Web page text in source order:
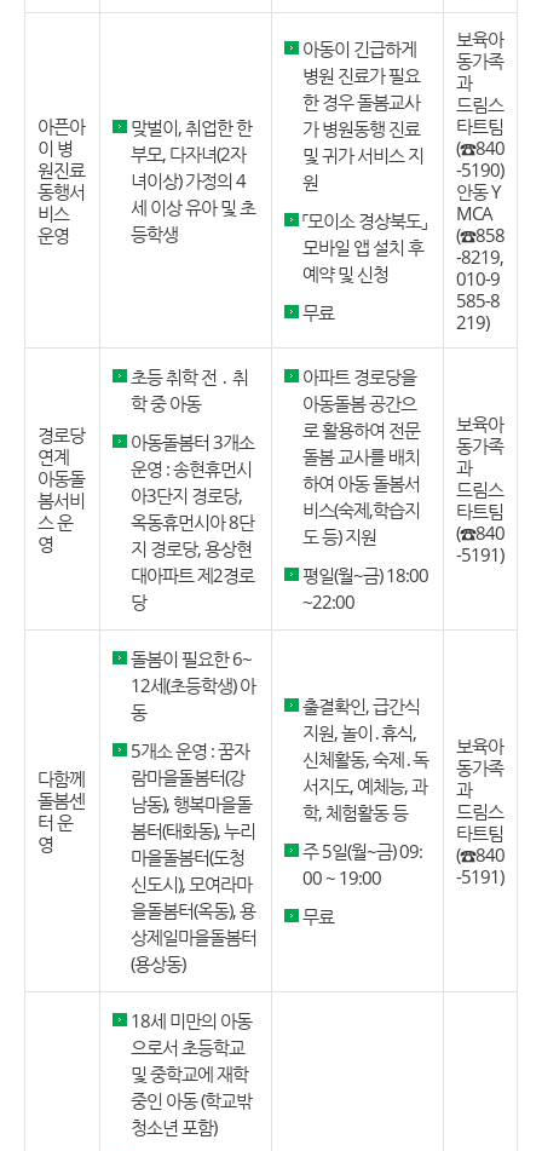
아픈아
이 병
원진료
동행서
비스
운영
맞벌이, 취업한 한
부모, 다자녀(2자
녀이상) 가정의 4
세 이상 유아 및 초
등학생
아동이 긴급하게
병원 진료가 필요
한 경우 돌봄교사
가 병원동행 진료
및 귀가 서비스 지
원
「모이소 경상북도」
모바일 앱 설치 후
예약 및 신청
무료
보육아
동가족
과
드림스
타트팀
(☎840
-5190)
안동 Y
MCA
(☎858
-8219,
010-9
585-8
219)
경로당
연계
아동돌
봄서비
스 운
영
초등 취학 전 ․ 취
학 중 아동
아동돌봄터 3개소
운영 : 송현휴먼시
아3단지 경로당,
옥동휴먼시아 8단
지 경로당, 용상현
대아파트 제2경로
당
아파트 경로당을
아동돌봄 공간으
로 활용하여 전문
돌봄 교사를 배치
하여 아동 돌봄서
비스(숙제,학습지
도 등) 지원
평일(월~금) 18:00
~22:00
보육아
동가족
과
드림스
타트팀
(☎840
-5191)
다함께
돌봄센
터 운
영
돌봄이 필요한 6~
12세(초등학생) 아
동
5개소 운영 : 꿈자
람마을돌봄터(강
남동), 행복마을돌
봄터(태화동), 누리
마을돌봄터(도청
신도시), 모여라마
을돌봄터(옥동), 용
상제일마을돌봄터
(용상동)
출결확인, 급간식
지원, 놀이․휴식,
신체활동, 숙제․독
서지도, 예체능, 과
학, 체험활동 등
주 5일(월~금) 09:
00 ~ 19:00
무료
보육아
동가족
과
드림스
타트팀
(☎840
-5191)
18세 미만의 아동
으로서 초등학교
및 중학교에 재학
중인 아동 (학교밖
청소년 포함)